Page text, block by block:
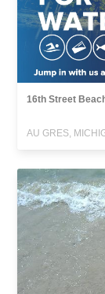
16th Street
AU GRES,